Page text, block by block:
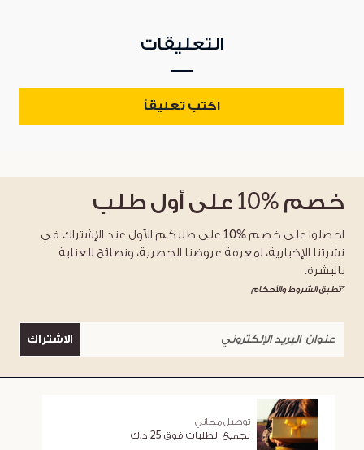
التعليقات
اكتب تعليقاً
خصم %10 على أول طلب
احصلوا على خصم %10 على طلبكم الأول عند الإشتراك في
نشرتنا الإخبارية، لمعرفة عروضنا الحصرية، ونصائح للعناية
بالبشرة.
*تطبق الشروط والأحكام
الاشتراك
توصيل مجاني
لجميع الطلبات فوق 25 د.ك